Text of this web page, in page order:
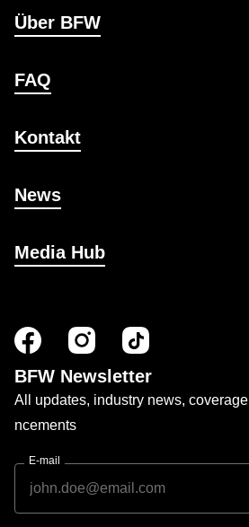
Über BFW
FAQ
Kontakt
News
Media Hub
BFW Newsletter
All updates, industry news,
ncements
E-mail